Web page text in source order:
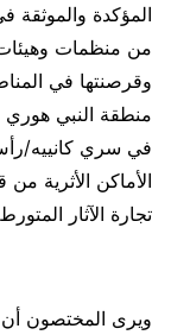
المؤكدة
من منظمات وهيئات
وقرصنتها في
منطقة النبي
في سري كانييه/
الأماكن الأثرية
تجارة الآثار
ويرى المختصون أن